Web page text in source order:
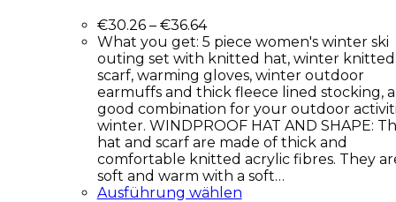
€30.26– €36.64
What you get: 5 piece women's winter ski
outing set with knitted hat, winter knitted
scarf, warming gloves, winter outdoor
earmuffs and thick fleece lined stocking, a
good combination for your outdoor
winter. WINDPROOF HAT AND SHAPE:
hat and scarf are made of thick and
comfortable knitted acrylic fibres. They
soft and warm with a soft…
Ausführung wählen